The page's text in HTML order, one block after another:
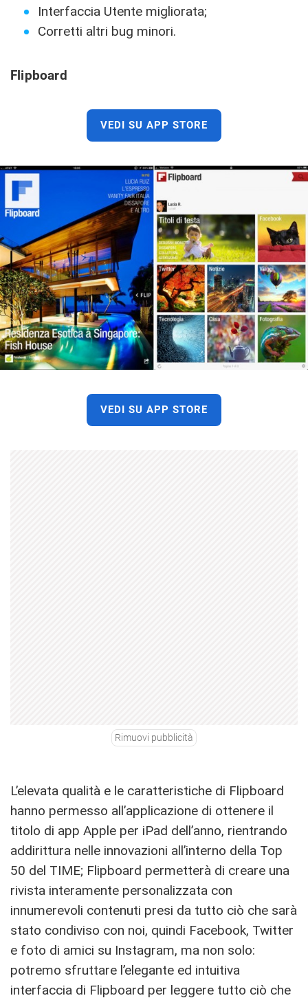
Interfaccia Utente migliorata;
Corretti altri bug minori.
Flipboard
VEDI SU APP STORE
VEDI SU APP STORE
Rimuovi pubblicità
L’elevata qualità e le caratteristiche di Flipboard
hanno permesso all’applicazione di ottenere il
titolo di app Apple per iPad dell’anno, rientrando
addirittura nelle innovazioni all’interno della Top
50 del TIME; Flipboard permetterà di creare una
rivista interamente personalizzata con
innumerevoli contenuti presi da tutto ciò che sarà
stato condiviso con noi, quindi Facebook, Twitter
e foto di amici su Instagram, ma non solo:
potremo sfruttare l’elegante ed intuitiva
interfaccia di Flipboard per leggere tutto ciò che